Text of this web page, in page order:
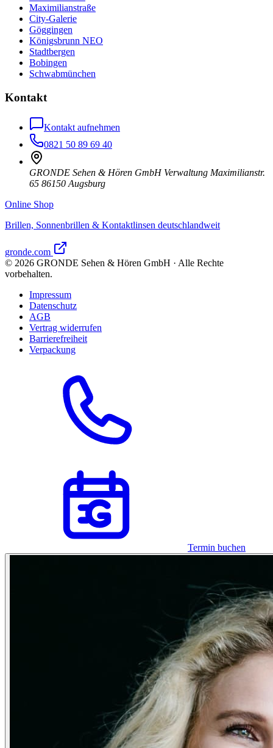
Maximilianstraße
City-Galerie
Göggingen
Königsbrunn NEO
Stadtbergen
Bobingen
Schwabmünchen
Kontakt
Kontakt aufnehmen
0821 50 89 69 40
GRONDE Sehen & Hören GmbH Verwaltung Maximilianstr.
65 86150 Augsburg
Online Shop
Brillen, Sonnenbrillen & Kontaktlinsen deutschlandweit
gronde.com
© 2026 GRONDE Sehen & Hören GmbH · Alle Rechte
vorbehalten.
Impressum
Datenschutz
AGB
Vertrag widerrufen
Barrierefreiheit
Verpackung
Termin buchen